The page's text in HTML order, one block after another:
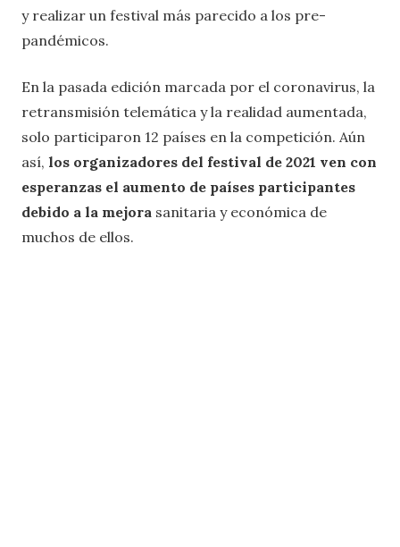
y realizar un festival más parecido a los pre-
pandémicos.
En la pasada edición marcada por el coronavirus, la
retransmisión telemática y la realidad aumentada,
solo participaron 12 países en la competición. Aún
así, los organizadores del festival de 2021 ven con
esperanzas el aumento de países participantes
debido a la mejora sanitaria y económica de
muchos de ellos.